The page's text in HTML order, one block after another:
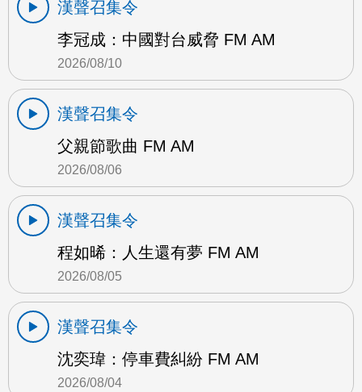
漢聲召集令
李冠成：中國對台威脅 FM AM
2026/08/10
漢聲召集令
父親節歌曲 FM AM
2026/08/06
漢聲召集令
程如晞：人生還有夢 FM AM
2026/08/05
漢聲召集令
沈奕瑋：停車費糾紛 FM AM
2026/08/04